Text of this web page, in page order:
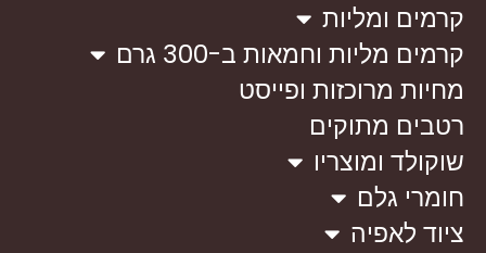
קרמים ומליות
קרמים מליות וחמאות ב-300 גרם
מחיות מרוכזות ופייסט
רטבים מתוקים
שוקולד ומוצריו
חומרי גלם
ציוד לאפיה